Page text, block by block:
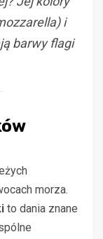
i
barwy flagi
morza.
to dania znane